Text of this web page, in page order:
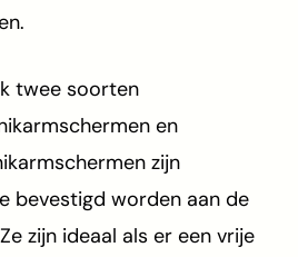
twee soorten
en
zijn
bevestigd worden aan de
zijn ideaal als er een vrije